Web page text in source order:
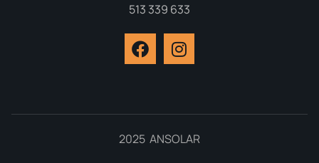
513 339 633
2025 ANSOLAR